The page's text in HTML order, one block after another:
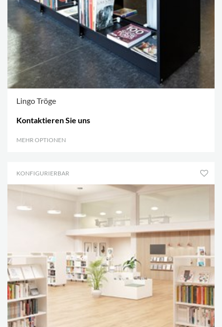
Lingo Tröge
Kontaktieren Sie uns
MEHR OPTIONEN
KONFIGURIERBAR